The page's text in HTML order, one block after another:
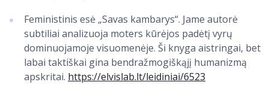
Feministinis esė „Savas kambarys“. Jame autorė
subtiliai analizuoja moters kūrėjos padėtį vyrų
dominuojamoje visuomenėje. Ši knyga aistringai, bet
labai taktiškai gina bendražmogiškąjį humanizmą
apskritai. https://elvislab.lt/leidiniai/6523